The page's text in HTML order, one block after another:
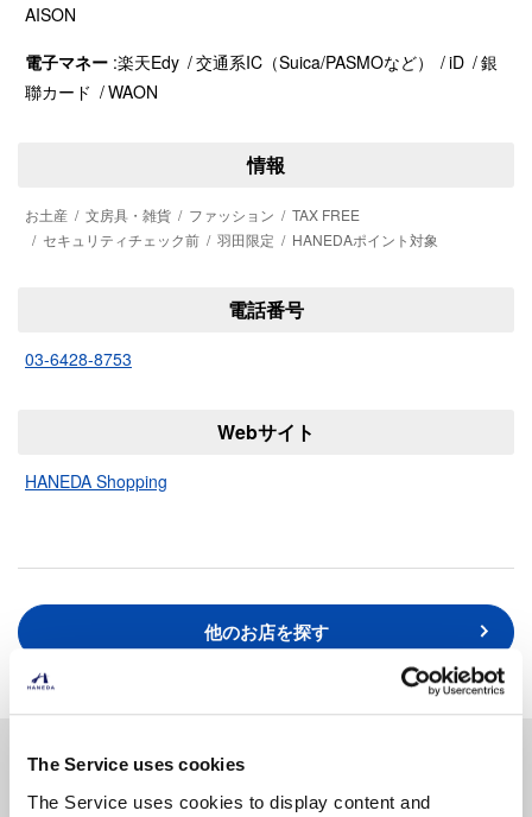
The Service uses cookies
The Service uses cookies to display content and
AISON
電子マネー 楽天Edy 交通系IC（Suica/PASMOなど） iD
銀
聯カード
WAON
情報
お土産 文房具・雑貨 ファッション
TAX FREE
セキュリティチェック前
羽田限定 HANEDAポイント対象
電話番号
03-6428-8753
Webサイト
HANEDA Shopping
他のお店を探す
取扱い商品